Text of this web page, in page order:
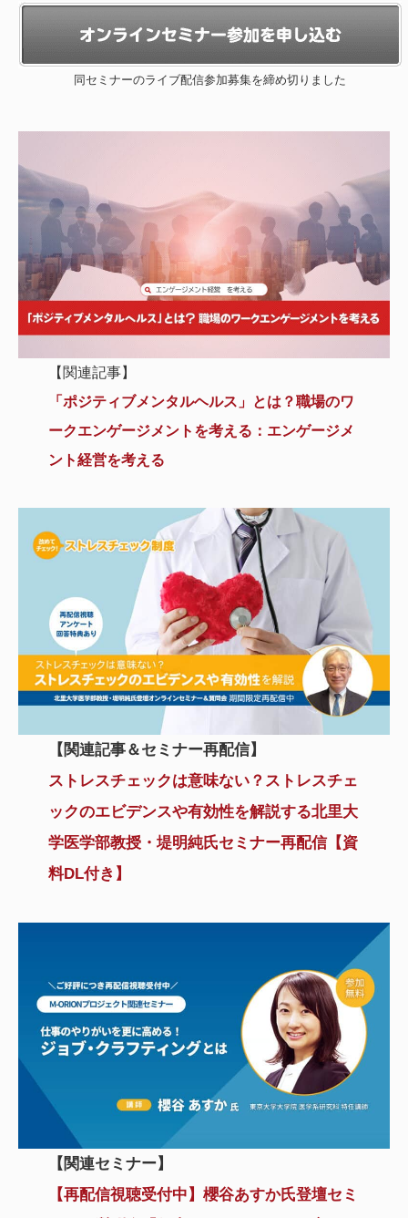
同セミナーのライブ配信参加募集を締め切りました
【関連記事】
「ポジティブメンタルヘルス」とは？職場のワ
ークエンゲージメントを考える：エンゲージメ
ント経営を考える
【関連記事＆セミナー再配信】
ストレスチェックは意味ない？ストレスチェ
ックのエビデンスや有効性を解説する北里大
学医学部教授・堤明純氏セミナー再配信【資
料DL付き】
【関連セミナー】
【再配信視聴受付中】櫻谷あすか氏登壇セミ